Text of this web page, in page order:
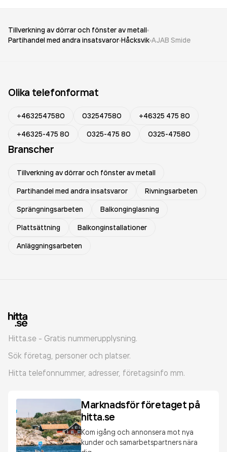
Tillverkning av dörrar och fönster av metall
Partihandel med andra insatsvaror Håcksvik AJAB Smide
Olika telefonformat
+4632547580 032547580
+46325 475 80
+46325-475 80
0325-475 80 0325-47580
Branscher
Tillverkning av dörrar och fönster av metall
Partihandel med andra insatsvaror
Rivningsarbeten
Sprängningsarbeten
Balkonginglasning
Plattsättning
Balkonginstallationer
Anläggningsarbeten
Hitta.se - Gratis nummerupplysning.
Sök företag, personer och platser.
Hitta telefonnummer, adresser, företagsinfo mm.
Marknadsför företaget på
hitta.se
Kom igång och annonsera mot nya
kunder och samarbetspartners nära